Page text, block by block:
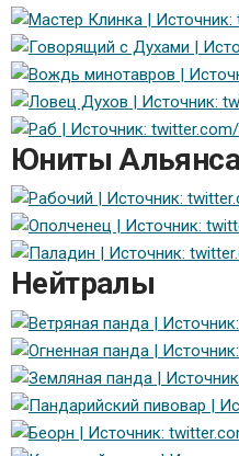
Юниты Альянса
Нейтралы